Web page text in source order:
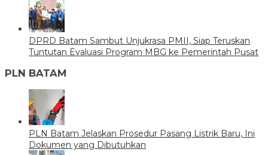
DPRD Batam Sambut Unjukrasa PMII, Siap Teruskan
Tuntutan Evaluasi Program MBG ke Pemerintah Pusat
PLN BATAM
PLN Batam Jelaskan Prosedur Pasang Listrik Baru, Ini
Dokumen yang Dibutuhkan